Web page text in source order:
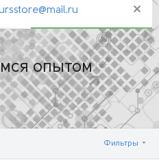
опытом
Фильтры